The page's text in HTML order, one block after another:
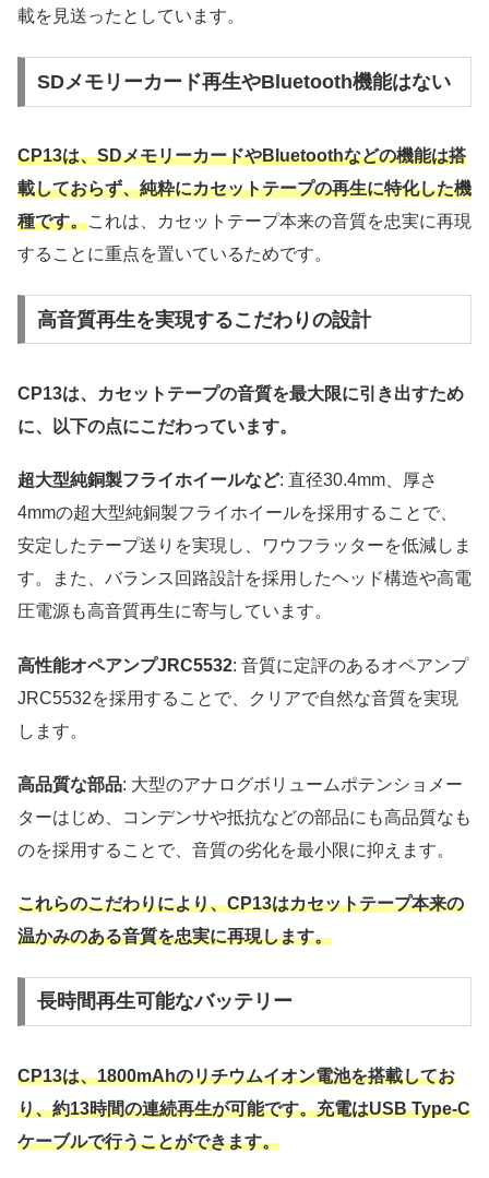
載を見送ったとしています。
SDメモリーカード再生やBluetooth機能はない
CP13は、SDメモリーカードやBluetoothなどの機能は搭
載しておらず、純粋にカセットテープの再生に特化した機
種です。これは、カセットテープ本来の音質を忠実に再現
することに重点を置いているためです。
高音質再生を実現するこだわりの設計
CP13は、カセットテープの音質を最大限に引き出すため
に、以下の点にこだわっています。
超大型純銅製フライホイールなど: 直径30.4mm、厚さ
4mmの超大型純銅製フライホイールを採用することで、
安定したテープ送りを実現し、ワウフラッターを低減しま
す。また、バランス回路設計を採用したヘッド構造や高電
圧電源も高音質再生に寄与しています。
高性能オペアンプJRC5532: 音質に定評のあるオペアンプ
JRC5532を採用することで、クリアで自然な音質を実現
します。
高品質な部品: 大型のアナログボリュームポテンショメー
ターはじめ、コンデンサや抵抗などの部品にも高品質なも
のを採用することで、音質の劣化を最小限に抑えます。
これらのこだわりにより、CP13はカセットテープ本来の
温かみのある音質を忠実に再現します。
長時間再生可能なバッテリー
CP13は、1800mAhのリチウムイオン電池を搭載してお
り、約13時間の連続再生が可能です。充電はUSB Type-C
ケーブルで行うことができます。